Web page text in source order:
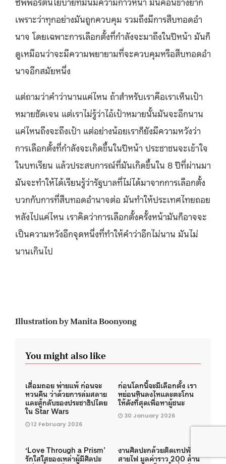
เพราะว่าทุกอย่างมันถูกควบคุม รวมถึงมีการสืบทอดอํา
นาจ โดยเฉพาะการเลือกตั้งที่กําลังจะมาถึงในปีหน้า มันก็
ดูเหมือนว่าจะมีความพยายามที่จะควบคุมหรือสืบทอดอํา
นาจอีกสมัยหนึ่ง
แต่ถามว่าคําว่านานแค่ไหน ถ้าสําหรับเราคือเราเห็นเป้า
หมายชัดเจน แต่เราไม่รู้ว่าไอ้เป้าหมายนั้นมันจะอีกนาน
แค่ไหนถึงจะถึงเป้า แต่อย่างน้อยเราก็ยังมีความหวังว่า
การเลือกตั้งที่กําลังจะเกิดขึ้นในปีหน้า ประชาชนจะเข้าใจ
ในบทเรียน แล้วประสบการณ์ที่มันเกิดขึ้นใน 8 ปีที่ผ่านมา
มันจะทําให้ได้เรียนรู้ว่ารัฐบาลที่ไม่ได้มาจากการเลือกตั้ง
บวกกับการที่สืบทอดอํานาจต่อ มันทําให้ประเทศไทยถอย
หลังไปแค่ไหน เราคิดว่าการเลือกตั้งครั้งหน้ามันก็อาจจะ
เป็นความหวังอีกจุดหนึ่งที่ทําให้คําว่าอีกไม่นาน มันไม่
นานเกินไป
Illustration by Manita Boonyong
You might also like
เสื่อมถอย พ่ายแพ้ ก่อนจะ
หวนคืน ว่าด้วยการล่มสลาย
และสู้กลับของประชาธิปไตย
ใน Star Wars
12 February 2026
ก่อนโลกนี้จะมีเลือกตั้ง เรา
หย่อนหินลงไหและตะโกน
ให้ดังที่สุดเพื่อหาผู้ชนะ
30 January 2026
‘Love Through a Prism’
รักใสใสของเหล่าผู้มีศิลปะ
งานศิลปะกล้วยติดเทปพัน
สายไฟ มูลค่าราว 200 ล้าน